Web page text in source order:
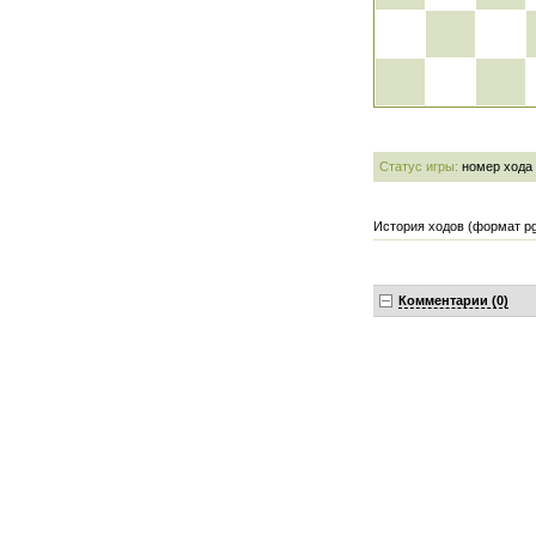
Статус игры: номер хода
История ходов (формат
Комментарии (0)